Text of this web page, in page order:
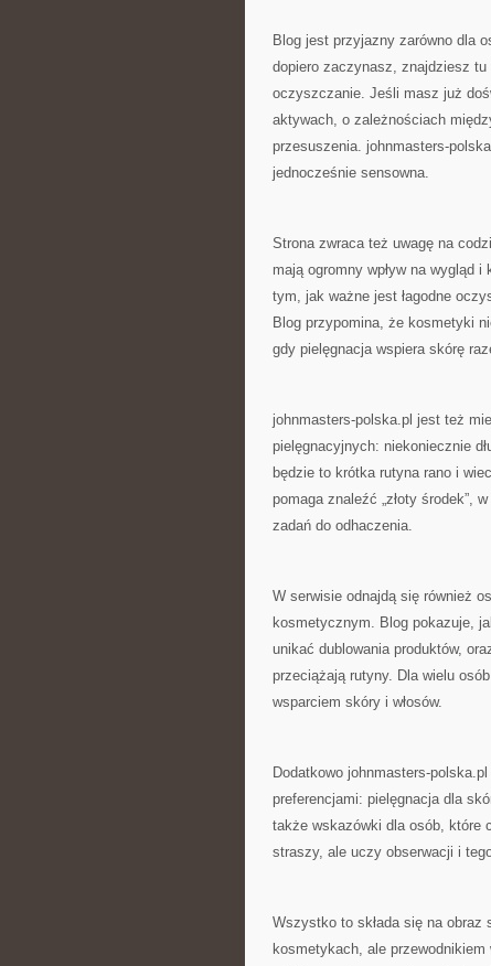
Blog jest przyjazny zarówno dla
dopiero zaczynasz, znajdziesz tu
oczyszczanie. Jeśli masz już
aktywach, o zależnościach
przesuszenia. johnmasters-
jednocześnie sensowna.
Strona zwraca też uwagę na
mają ogromny wpływ na wygląd
tym, jak ważne jest łagodne
Blog przypomina, że kosmetyki
gdy pielęgnacja wspiera skórę
johnmasters-polska.pl jest też
pielęgnacyjnych: niekoniecznie
będzie to krótka rutyna rano i
pomaga znaleźć „złoty środek”,
zadań do odhaczenia.
W serwisie odnajdą się również
kosmetycznym. Blog pokazuje,
unikać dublowania produktów,
przeciążają rutyny. Dla wielu
wsparciem skóry i włosów.
Dodatkowo johnmasters-
preferencjami: pielęgnacja dla
także wskazówki dla osób, które
straszy, ale uczy obserwacji i
Wszystko to składa się na
kosmetykach, ale